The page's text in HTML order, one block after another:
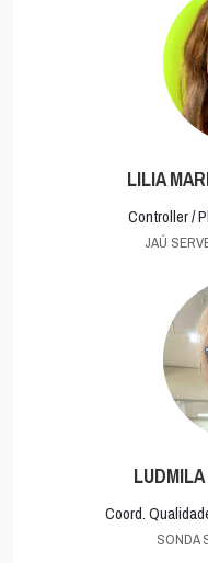
LILIA
Controller /
JAÚ
Coord.
SONDA